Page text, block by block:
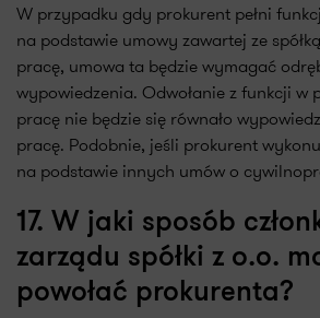
W przypadku gdy prokurent pełni
na podstawie umowy zawartej ze
pracę, umowa ta będzie wymagać
wypowiedzenia. Odwołanie z funkcji w
pracę nie będzie się równało
pracę. Podobnie, jeśli prokurent
na podstawie innych umów o
17. W jaki sposób
zarządu spółki z o.o.
powołać prokurenta?